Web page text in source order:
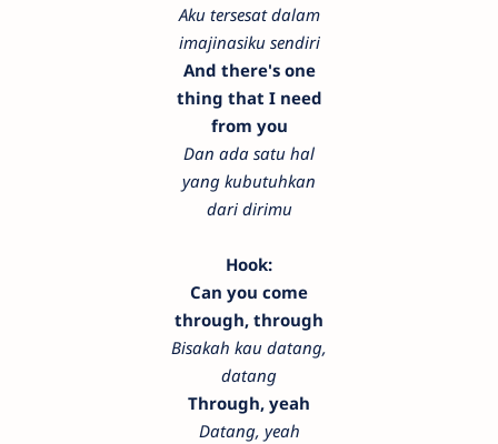
Aku tersesat dalam
imajinasiku sendiri
And there's one
thing that I need
from you
Dan ada satu hal
yang kubutuhkan
dari dirimu
Hook:
Can you come
through, through
Bisakah kau datang,
datang
Through, yeah
Datang, yeah